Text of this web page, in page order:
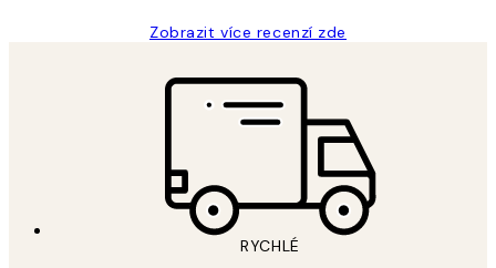
Zobrazit více recenzí zde
RYCHLÉ